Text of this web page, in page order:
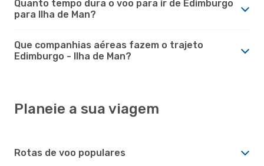
Quanto tempo dura o voo para ir de Edimburgo
para Ilha de Man?
Que companhias aéreas fazem o trajeto
Edimburgo - Ilha de Man?
Planeie a sua viagem
Rotas de voo populares